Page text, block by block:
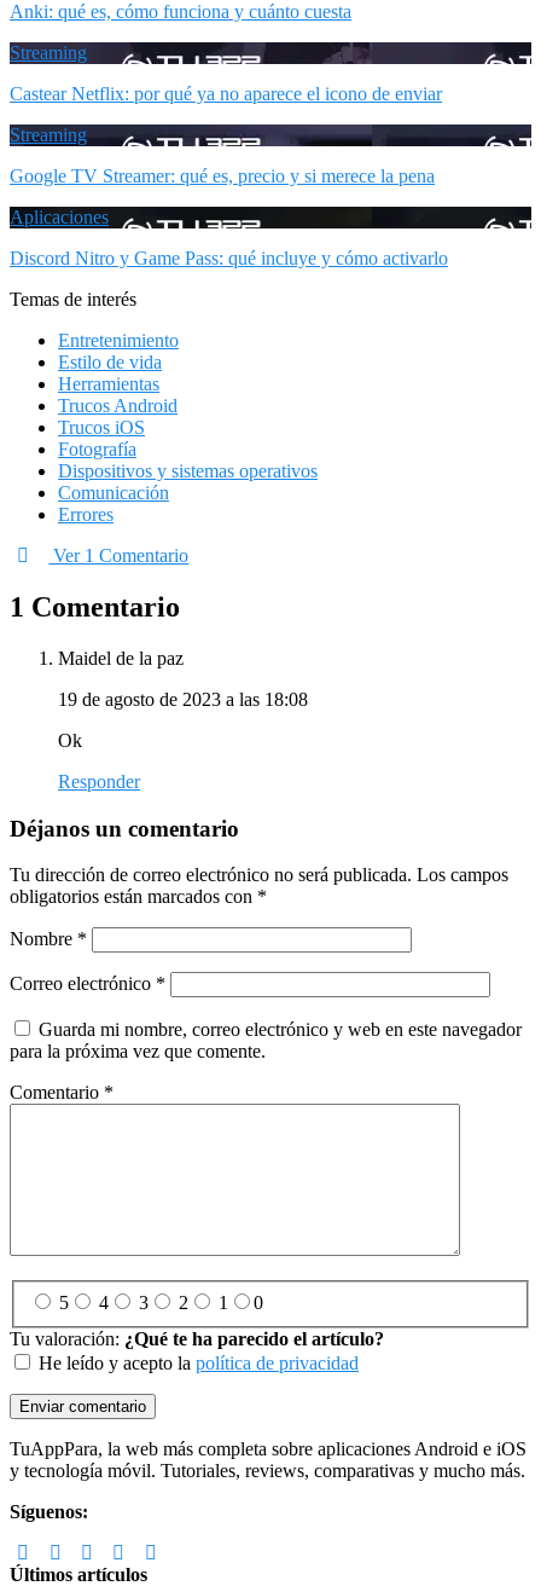
Anki: qué es, cómo funciona y cuánto cuesta
Streaming
Castear Netflix: por qué ya no aparece el icono de enviar
Streaming
Google TV Streamer: qué es, precio y si merece la pena
Aplicaciones
Discord Nitro y Game Pass: qué incluye y cómo activarlo
Temas de interés
Entretenimiento
Estilo de vida
Herramientas
Trucos Android
Trucos iOS
Fotografía
Dispositivos y sistemas operativos
Comunicación
Errores
Ver 1 Comentario
1 Comentario
Maidel de la paz
19 de agosto de 2023 a las 18:08
Ok
Responder
Déjanos un comentario
Tu dirección de correo electrónico no será publicada. Los campos
obligatorios están marcados con *
Nombre *
Correo electrónico *
Guarda mi nombre, correo electrónico y web en este navegador
para la próxima vez que comente.
Comentario *
5 4 3 2 1
0
Tu valoración: ¿Qué te ha parecido el artículo?
He leído y acepto la política de privacidad
Footer
TuAppPara, la web más completa sobre aplicaciones Android e iOS
y tecnología móvil. Tutoriales, reviews, comparativas y mucho más.
Síguenos:
Últimos artículos